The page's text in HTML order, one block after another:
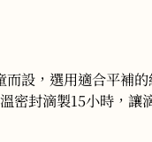
設，選用適合平補
密封滴製15小時，